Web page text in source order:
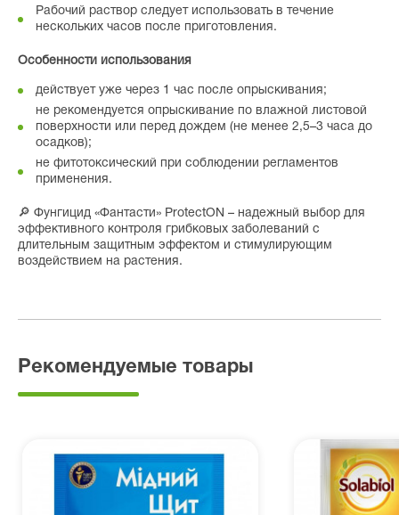
Рабочий раствор следует использовать в течение
нескольких часов после приготовления.
Особенности использования
действует уже через 1 час после опрыскивания;
не рекомендуется опрыскивание по влажной листовой
поверхности или перед дождем (не менее 2,5–3 часа до
осадков);
не фитотоксический при соблюдении регламентов
применения.
🔎 Фунгицид «Фантасти» ProtectON – надежный выбор для
эффективного контроля грибковых заболеваний с
длительным защитным эффектом и стимулирующим
воздействием на растения.
Рекомендуемые товары